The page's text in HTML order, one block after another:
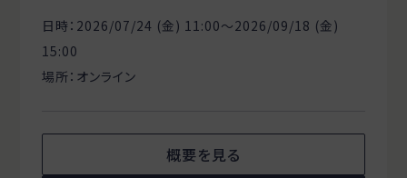
日時：2026/07/24 (金) 11:00〜2026/09/18 (金)
15:00
場所：オンライン
概要を見る